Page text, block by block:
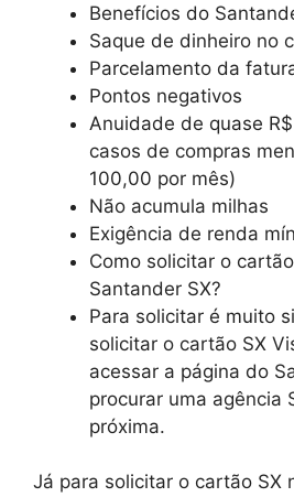
Benefícios do
Saque de dinheiro no
Parcelamento da
Pontos negativos
Anuidade de quase
casos de compras
100,00 por mês)
Não acumula milhas
Exigência de renda
Como solicitar o
Santander SX?
Para solicitar é muito
solicitar o cartão SX
acessar a página do
procurar uma agência
próxima.
Já para solicitar o cartão SX